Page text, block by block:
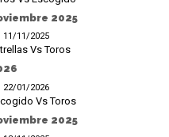
2025
11/11/2025
Vs Toros
22/01/2026
Vs Toros
2025